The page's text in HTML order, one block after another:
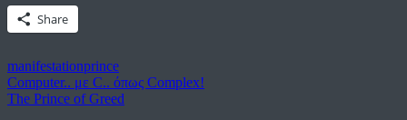
Share
manifestationprince
Post
navigation
Previous
Post:
Computer.. με C.. όπως Complex!
Next
The Prince of Greed